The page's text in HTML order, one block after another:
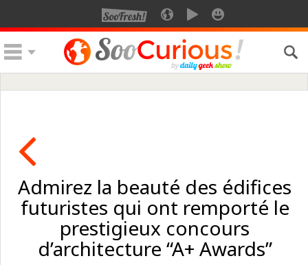
Admirez la beauté des édifices
futuristes qui ont remporté le
prestigieux concours
d’architecture “A+ Awards”